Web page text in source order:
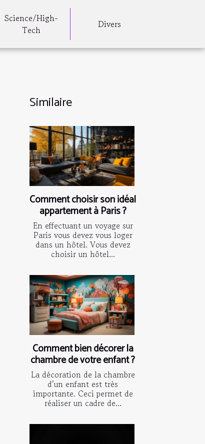
Science/High-
Tech
Divers
Similaire
Comment choisir son idéal
appartement à Paris ?
En effectuant un voyage sur
Paris vous devez vous loger
dans un hôtel. Vous devez
choisir un hôtel...
Comment bien décorer la
chambre de votre enfant ?
La décoration de la chambre
d’un enfant est très
importante. Ceci permet de
réaliser un cadre de...